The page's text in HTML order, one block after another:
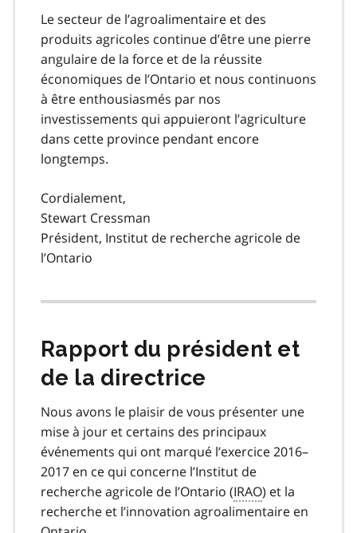
Le secteur de l’agroalimentaire et des
produits agricoles continue d’être une pierre
angulaire de la force et de la réussite
économiques de l’Ontario et nous continuons
à être enthousiasmés par nos
investissements qui appuieront l’agriculture
dans cette province pendant encore
longtemps.
Cordialement,
Stewart Cressman
Président, Institut de recherche agricole de
l’Ontario
Rapport du président et
de la directrice
Nous avons le plaisir de vous présenter une
mise à jour et certains des principaux
événements qui ont marqué l’exercice 2016–
2017 en ce qui concerne l’Institut de
recherche agricole de l’Ontario (IRAO) et la
recherche et l’innovation agroalimentaire en